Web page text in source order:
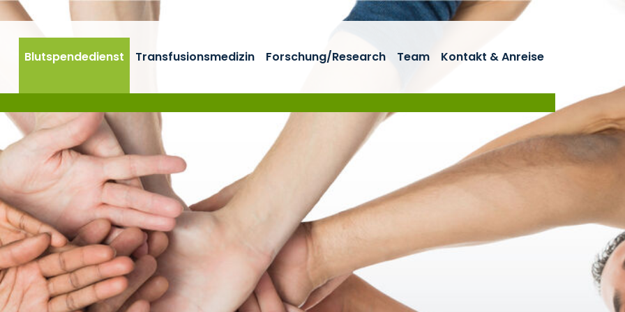
Blutspendedienst Transfusionsmedizin Forschung/Research Team Kontakt & Anreise